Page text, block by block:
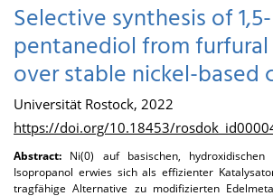
Selective synthesis of 1,5-
pentanediol from
over stable nickel-based
Universität Rostock, 2022
https://doi.org/10.18453/
Abstract: Ni(0) auf basischen, hydroxidischen
Isopropanol erwies sich als effizienter
tragfähige Alternative zu modifizierten